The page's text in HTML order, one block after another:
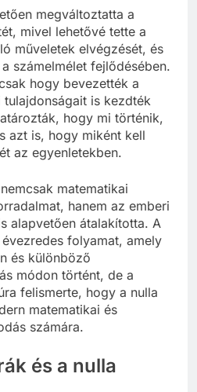
megváltoztatta a
mivel lehetővé tette a
műveletek elvégzését, és
számelmélet fejlődésében.
hogy bevezették a
is kezdték
hogy mi történik,
azt is, hogy miként kell
az egyenletekben.
matematikai
hanem az emberi
alapvetően átalakította. A
folyamat, amely
és különböző
módon történt, de a
felismerte, hogy a nulla
matematikai és
számára.
és a nulla